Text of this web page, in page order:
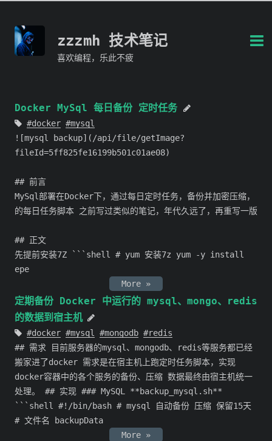
zzzmh 技术笔记
喜欢编程，乐此不疲
Docker MySql 每日备份 定时任务
docker
mysql
![mysql backup](/api/file/getImage?
fileId=5ff825fe16199b501c01ae08)
## 前言
MySql部署在Docker下，通过每日定时任务，备份并加密压缩，
的每日任务脚本 之前写过类似的笔记，年代久远了，再重写一版
## 正文
先提前安装7Z ```shell # yum 安装7z yum -y install
epe
More »
定期备份 Docker 中运行的 mysql、mongo、redis
的数据到宿主机
docker mysql mongodb
redis
## 需求 目前服务器的mysql、mongodb、redis等服务都已经
搬家进了docker 需求是在宿主机上跑定时任务脚本，实现
docker容器中的各个服务的备份、压缩 数据最终由宿主机统一
处理。 ## 实现 ### MySQL **backup_mysql.sh**
```shell #!/bin/bash # mysql 自动备份 压缩 保留15天
# 文件名 backupData
More »